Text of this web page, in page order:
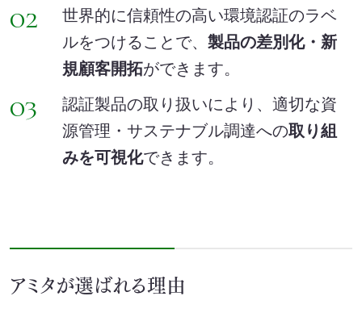
02
世界的に信頼性の高い環境認証のラベ
ルをつけることで、 製品の差別化・新
規顧客開拓ができます。
03
認証製品の取り扱いにより、適切な資
源管理・サステナブル調達への取り組
みを可視化できます。
アミタが選ばれる理由